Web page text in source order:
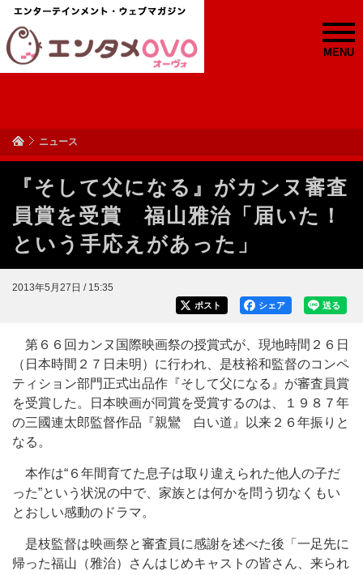
MENU
ニュース
『そして父になる』がカンヌ審査
員賞を受賞 福山雅治「届いた！
という手応えがあった」
2013年5月27日 / 15:35
送る
シェア
ポスト
第６６回カンヌ国際映画祭の授賞式が、現地時間２６日
（日本時間２７日未明）に行われ、是枝裕和監督のコンペ
ティション部門正式出品作『そして父になる』が審査員賞
を受賞した。日本映画が同賞を受賞するのは、１９８７年
の三國連太郎監督作品『親鸞 白い道』以来２６年振りと
なる。
本作は“６年間育てた息子は取り違えられた他人の子だ
った”という状況の中で、家族とは何かを問う切なくもい
とおしい感動のドラマ。
是枝監督は映画祭と審査員に感謝を述べた後「一足先に
帰った福山（雅治）さんはじめキャストの皆さん、来られ